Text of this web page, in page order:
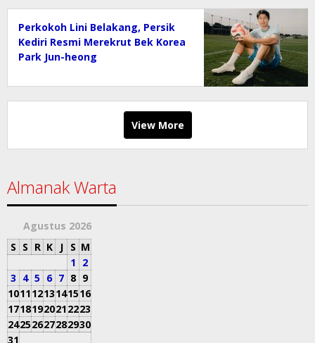
Perkokoh Lini Belakang, Persik
Kediri Resmi Merekrut Bek Korea
Park Jun-heong
View More
Almanak Warta
Agustus 2026
S S R K J S M
1 2
3 4 5 6 7 8 9
10111213141516
17181920212223
24252627282930
31